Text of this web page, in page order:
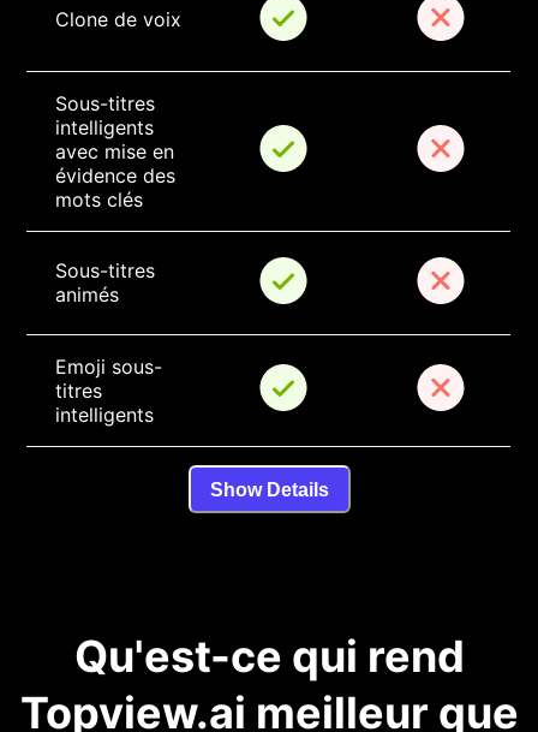
Clone de voix
Sous-titres
intelligents
avec mise en
évidence des
mots clés
Sous-titres
animés
Emoji sous-
titres
intelligents
Show Details
Qu'est-ce qui rend
Topview.ai meilleur que